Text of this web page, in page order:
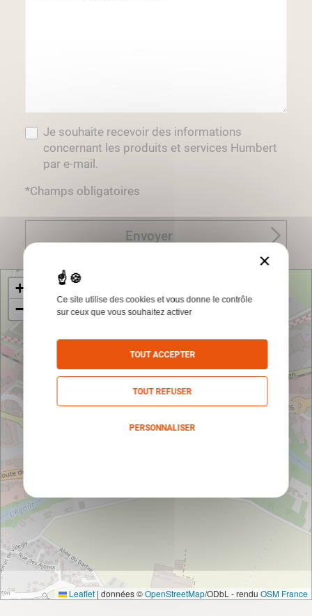
Je souhaite recevoir des informations
concernant les produits et services Humbert
par e-mail.
*Champs obligatoires
Envoyer
+
−
Leaflet | données ©OpenStreetMap/ODbL - rendu OSM France
×
Ce site utilise des cookies et vous donne le contrôle
sur ceux que vous souhaitez activer
TOUT ACCEPTER
TOUT REFUSER
PERSONNALISER